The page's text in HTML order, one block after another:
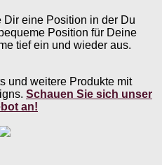
eine Position in der Du
Position für Deine
tief ein und wieder aus.
und weitere Produkte mit
Schauen Sie sich unser
an!